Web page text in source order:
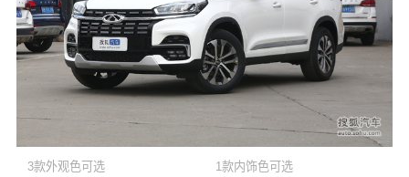
3款外观色可选 1款内饰色可选